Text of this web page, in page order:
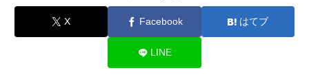
X Facebook はてブ
LINE